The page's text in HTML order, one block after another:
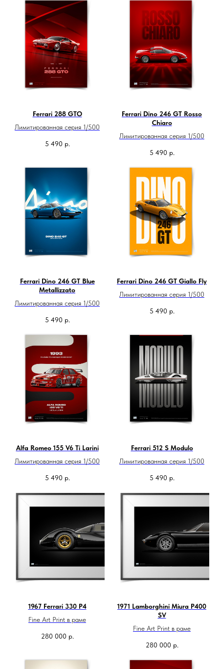
Ferrari 288 GTO
Лимитированная серия 1/500
5 490 р.
Ferrari Dino 246 GT Rosso
Chiaro
Лимитированная серия 1/500
5 490 р.
Ferrari Dino 246 GT Blue
Metallizzato
Лимитированная серия 1/500
5 490 р.
Ferrari Dino 246 GT Giallo Fly
Лимитированная серия 1/500
5 490 р.
Alfa Romeo 155 V6 Ti Larini
Лимитированная серия 1/500
5 490 р.
Ferrari 512 S Modulo
Лимитированная серия 1/500
5 490 р.
1967 Ferrari 330 P4
Fine Art Print в раме
280 000 р.
1971 Lamborghini Miura P400
SV
Fine Art Print в раме
280 000 р.